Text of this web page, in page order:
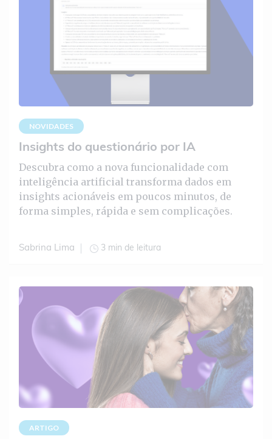
NOVIDADES
Insights do questionário por IA
Descubra como a nova funcionalidade com
inteligência artificial transforma dados em
insights acionáveis em poucos minutos, de
forma simples, rápida e sem complicações.
Sabrina Lima 3 min de leitura
ARTIGO